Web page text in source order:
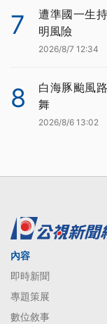
7
遭準國一生
明風險
2026/8/7 12:34
8
白海豚颱風
舞
2026/8/6 13:02
內容
即時新聞
專題策展
數位敘事